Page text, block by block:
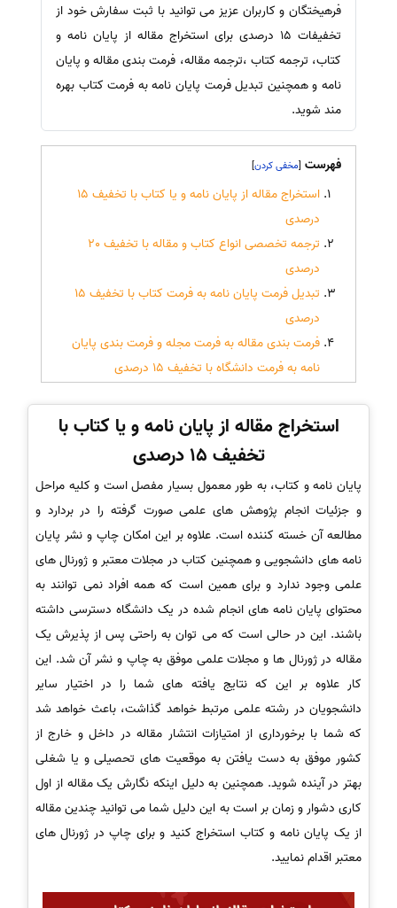
فرهیختگان و کاربران عزیز می توانید با ثبت سفارش خود از
تخفیفات 15 درصدی برای استخراج مقاله از پایان نامه و
کتاب، ترجمه کتاب ،ترجمه مقاله، فرمت بندی مقاله و پایان
نامه و همچنین تبدیل فرمت پایان نامه به فرمت کتاب بهره
مند شوید.
فهرست [
]
استخراج مقاله از پایان نامه و یا کتاب با تخفیف 15
درصدی
ترجمه تخصصی انواع کتاب و مقاله با تخفیف 20
درصدی
تبدیل فرمت پایان نامه به فرمت کتاب با تخفیف 15
درصدی
فرمت بندی مقاله به فرمت مجله و فرمت بندی پایان
نامه به فرمت دانشگاه با تخفیف 15 درصدی
استخراج مقاله از پایان نامه و یا کتاب با
تخفیف 15 درصدی
پایان نامه و کتاب، به طور معمول بسیار مفصل است و کلیه مراحل
و جزئیات انجام پژوهش های علمی صورت گرفته را در بردارد و
مطالعه آن خسته کننده است. علاوه بر این امکان چاپ و نشر پایان
نامه های دانشجویی و همچنین کتاب در مجلات معتبر و ژورنال های
علمی وجود ندارد و برای همین است که همه افراد نمی توانند به
محتوای پایان نامه های انجام شده در یک دانشگاه دسترسی داشته
باشند. این در حالی است که می توان به راحتی پس از پذیرش یک
مقاله در ژورنال ها و مجلات علمی موفق به چاپ و نشر آن شد. این
کار علاوه بر این که نتایج یافته های شما را در اختیار سایر
دانشجویان در رشته علمی مرتبط خواهد گذاشت، باعث خواهد شد
که شما با برخورداری از امتیازات انتشار مقاله در داخل و خارج از
کشور موفق به دست یافتن به موقعیت های تحصیلی و یا شغلی
بهتر در آینده شوید. همچنین به دلیل اینکه نگارش یک مقاله از اول
کاری دشوار و زمان بر است به این دلیل شما می توانید چندین مقاله
از یک پایان نامه و کتاب استخراج کنید و برای چاپ در ژورنال های
معتبر اقدام نمایید.